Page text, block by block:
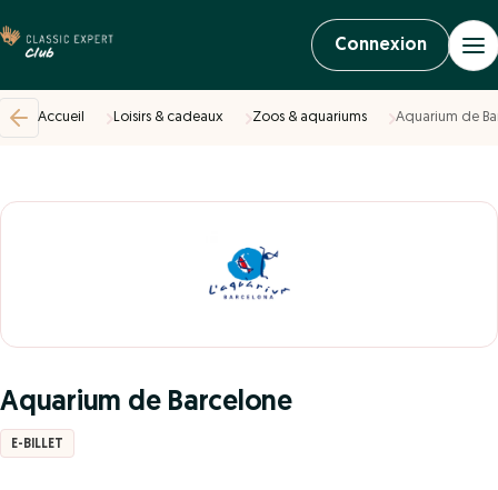
Connexion
Accueil Loisirs & cadeaux Zoos & aquariums Aquarium de
Aquarium de Barcelone
E-BILLET